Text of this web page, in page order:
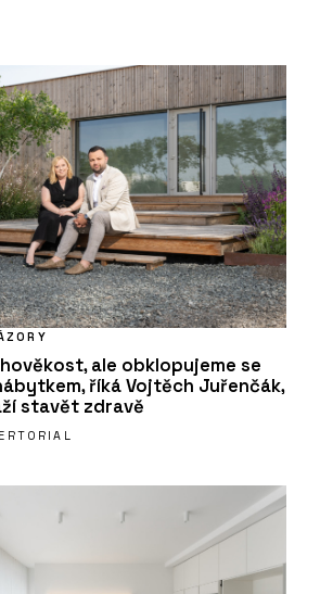
ale obklopujeme se
říká Vojtěch Juřenčák,
stavět zdravě